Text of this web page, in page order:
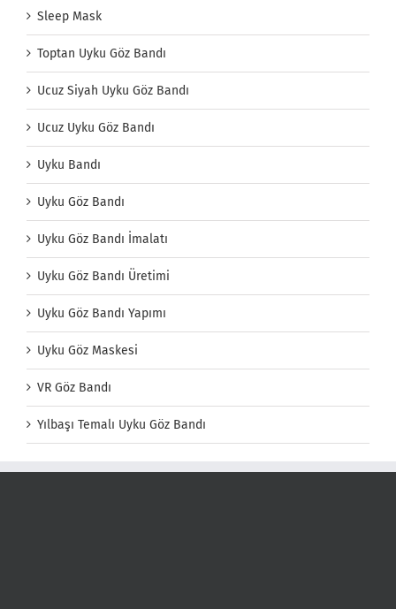
Sleep Mask
Toptan Uyku Göz Bandı
Ucuz Siyah Uyku Göz Bandı
Ucuz Uyku Göz Bandı
Uyku Bandı
Uyku Göz Bandı
Uyku Göz Bandı İmalatı
Uyku Göz Bandı Üretimi
Uyku Göz Bandı Yapımı
Uyku Göz Maskesi
VR Göz Bandı
Yılbaşı Temalı Uyku Göz Bandı